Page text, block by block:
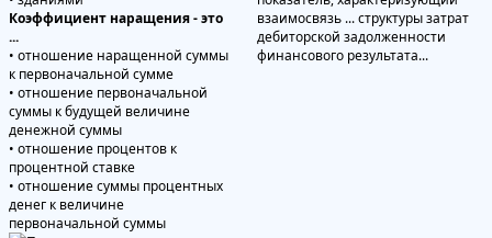
Коэффициент наращения - это
...
• отношение наращенной суммы
к первоначальной сумме
• отношение первоначальной
суммы к будущей величине
денежной суммы
• отношение процентов к
процентной ставке
• отношение суммы процентных
денег к величине
первоначальной суммы